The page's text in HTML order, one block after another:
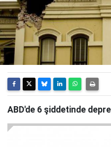
ABD'de 6 şiddetinde